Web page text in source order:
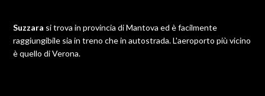
Suzzara si trova in provincia di Mantova ed è facilmente
raggiungibile sia in treno che in autostrada. L'aeroporto più vicino
è quello di Verona.